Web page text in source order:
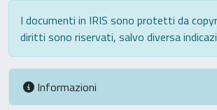
I documenti in IRIS sono protetti da
diritti sono riservati, salvo diversa
Informazioni